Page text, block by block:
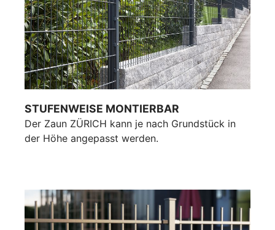
STUFENWEISE MONTIERBAR
Der Zaun ZÜRICH kann je nach Grundstück in
der Höhe angepasst werden.